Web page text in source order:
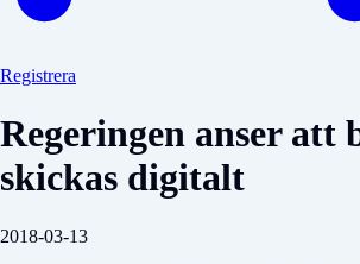
Registrera
Regeringen anser att
skickas digitalt
2018-03-13